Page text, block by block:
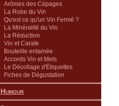
Arômes des Cépages
La Robe du Vin
Qu'est ce qu'un Vin Fermé ?
La Minéralité du Vin
La Réduction
Vin et Carafe
Bouteille entamée
Accords Vin et Mets
Le Décollage d'Étiquettes
Fiches de Dégustation
Humour